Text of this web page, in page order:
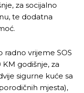
za socijalno
te dodatna
radno vrijeme SOS
godišnje, za
sigurne kuće sa
mjesta),